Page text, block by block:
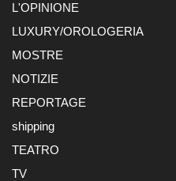
L'OPINIONE
LUXURY/OROLOGERIA
MOSTRE
NOTIZIE
REPORTAGE
shipping
TEATRO
TV